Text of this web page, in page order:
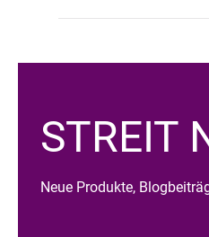
STREIT
Neue Produkte,